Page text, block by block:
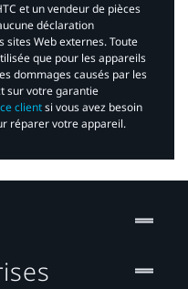
et un vendeur de pièces
déclaration
sites Web externes. Toute
que pour les appareils
dommages causés par les
sur votre garantie
clientsi vous avez besoin
réparer votre appareil.​